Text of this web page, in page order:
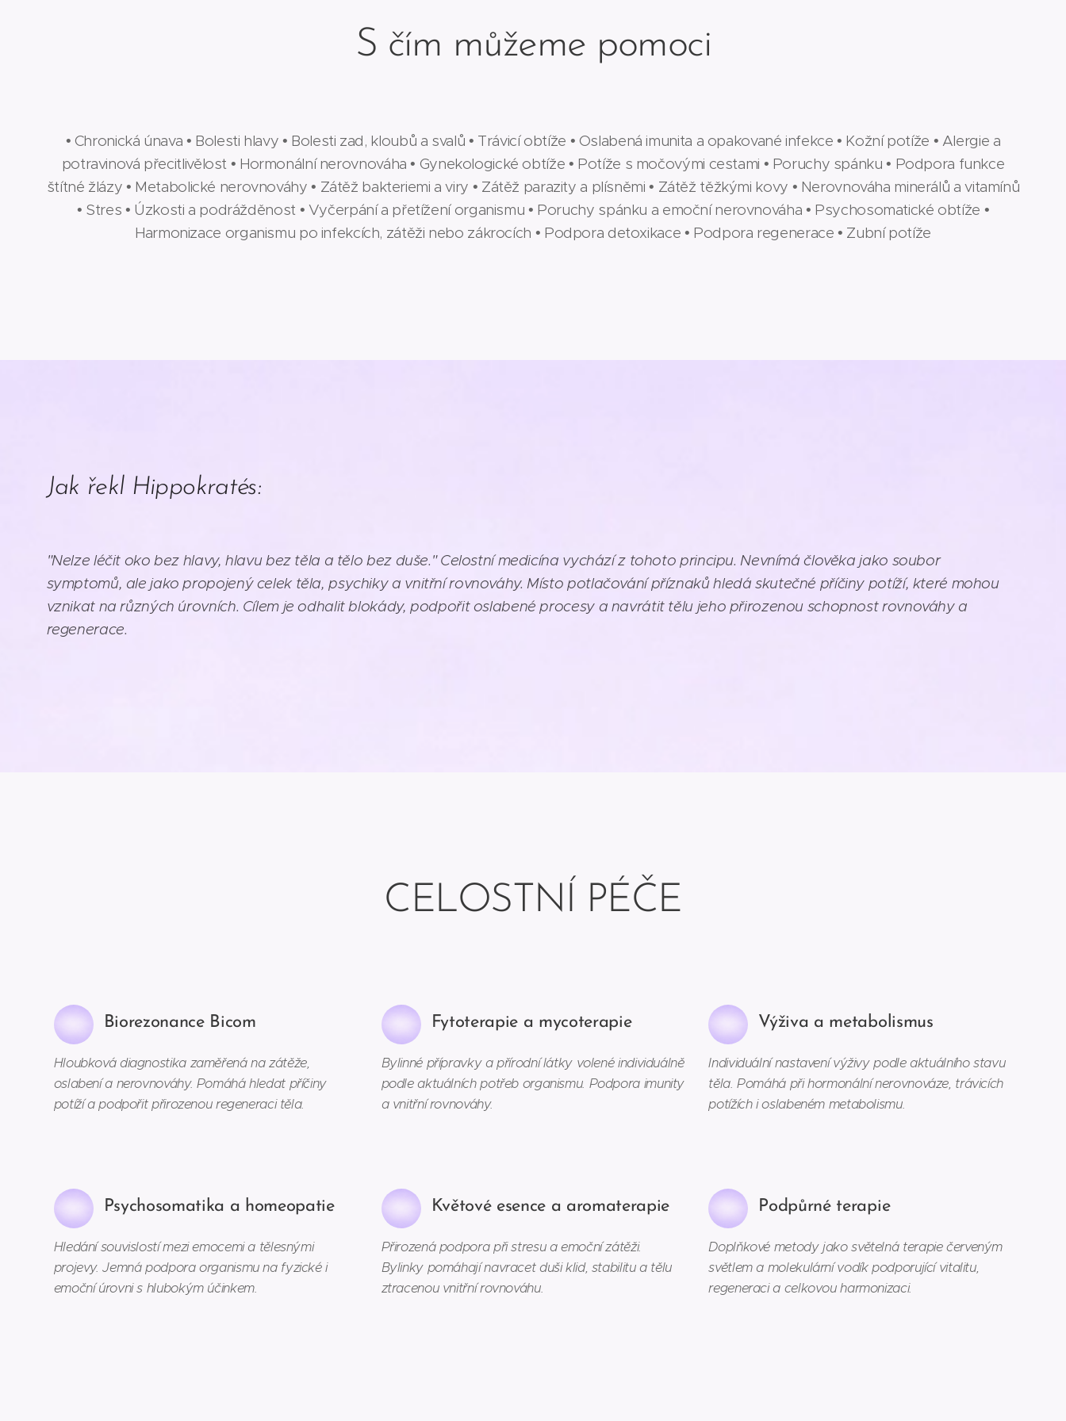
S čím můžeme pomoci
• Chronická únava • Bolesti hlavy • Bolesti zad, kloubů a svalů • Trávicí obtíže • Oslabená imunita a opakované infekce • Kožní potíže • Alergie a
potravinová přecitlivělost • Hormonální nerovnováha • Gynekologické obtíže • Potíže s močovými cestami • Poruchy spánku • Podpora funkce
štítné žlázy • Metabolické nerovnováhy • Zátěž bakteriemi a viry • Zátěž parazity a plísněmi • Zátěž těžkými kovy • Nerovnováha minerálů a vitamínů
• Stres • Úzkosti a podrážděnost • Vyčerpání a přetížení organismu • Poruchy spánku a emoční nerovnováha • Psychosomatické obtíže •
Harmonizace organismu po infekcích, zátěži nebo zákrocích • Podpora detoxikace • Podpora regenerace • Zubní potíže
Jak řekl Hippokratés:
"Nelze léčit oko bez hlavy, hlavu bez těla a tělo bez duše." Celostní medicína vychází z tohoto principu. Nevnímá člověka jako soubor
symptomů, ale jako propojený celek těla, psychiky a vnitřní rovnováhy. Místo potlačování příznaků hledá skutečné příčiny potíží, které mohou
vznikat na různých úrovních. Cílem je odhalit blokády, podpořit oslabené procesy a navrátit tělu jeho přirozenou schopnost rovnováhy a
regenerace.
CELOSTNÍ PÉČE
Biorezonance Bicom
Hloubková diagnostika zaměřená na zátěže,
oslabení a nerovnováhy. Pomáhá hledat příčiny
potíží a podpořit přirozenou regeneraci těla.
Fytoterapie a mycoterapie
Bylinné přípravky a přírodní látky volené individuálně
podle aktuálních potřeb organismu. Podpora imunity
a vnitřní rovnováhy.
Výživa a metabolismus
Individuální nastavení výživy podle aktuálního stavu
těla. Pomáhá při hormonální nerovnováze, trávicích
potížích i oslabeném metabolismu.
Psychosomatika a homeopatie
Hledání souvislostí mezi emocemi a tělesnými
projevy. Jemná podpora organismu na fyzické i
emoční úrovni s hlubokým účinkem.
Květové esence a aromaterapie
Přirozená podpora při stresu a emoční zátěži.
Bylinky pomáhají navracet duši klid, stabilitu a tělu
ztracenou vnitřní rovnováhu.
Podpůrné terapie
Doplňkové metody jako světelná terapie červeným
světlem a molekulární vodík podporující vitalitu,
regeneraci a celkovou harmonizaci.